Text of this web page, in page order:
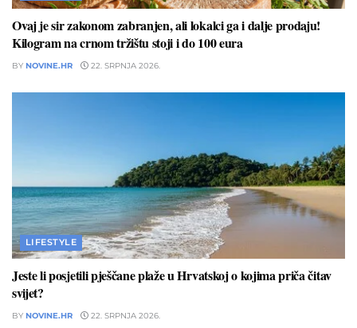
Ovaj je sir zakonom zabranjen, ali lokalci ga i dalje prodaju!
Kilogram na crnom tržištu stoji i do 100 eura
BY NOVINE.HR 22. SRPNJA 2026.
LIFESTYLE
Jeste li posjetili pješčane plaže u Hrvatskoj o kojima priča čitav
svijet?
BY NOVINE.HR 22. SRPNJA 2026.